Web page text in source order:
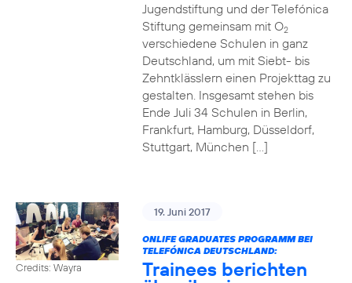
Jugendstiftung und der Telefónica
Stiftung gemeinsam mit O2
verschiedene Schulen in ganz
Deutschland, um mit Siebt- bis
Zehntklässlern einen Projekttag zu
gestalten. Insgesamt stehen bis
Ende Juli 34 Schulen in Berlin,
Frankfurt, Hamburg, Düsseldorf,
Stuttgart, München […]
Credits: Wayra
19. Juni 2017
ONLIFE GRADUATES PROGRAMM BEI
TELEFÓNICA DEUTSCHLAND:
Trainees berichten